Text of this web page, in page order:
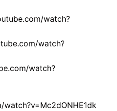
watch?
watch?
watch?